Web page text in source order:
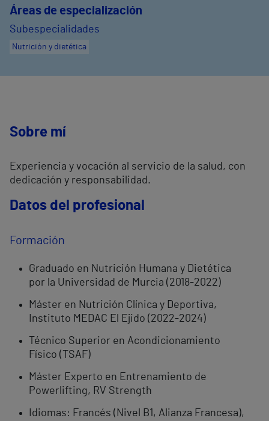
Áreas de especialización
Subespecialidades
Nutrición y dietética
Sobre mí
Experiencia y vocación al servicio de la salud, con
dedicación y responsabilidad.
Datos del profesional
Formación
Graduado en Nutrición Humana y Dietética
por la Universidad de Murcia (2018-2022)
Máster en Nutrición Clínica y Deportiva,
Instituto MEDAC El Ejido (2022-2024)
Técnico Superior en Acondicionamiento
Físico (TSAF)
Máster Experto en Entrenamiento de
Powerlifting, RV Strength
Idiomas: Francés (Nivel B1, Alianza Francesa),